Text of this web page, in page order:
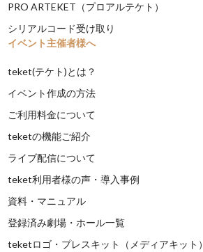
PRO ARTEKET（プロアルテケト）
シリアルコード受け取り
イベント主催者様へ
teket(テケト)とは？
イベント作成の方法
ご利用料金について
teketの機能ご紹介
ライブ配信について
teket利用者様の声・導入事例
資料・マニュアル
登録済み劇場・ホール一覧
teketロゴ・プレスキット（メディアキット）